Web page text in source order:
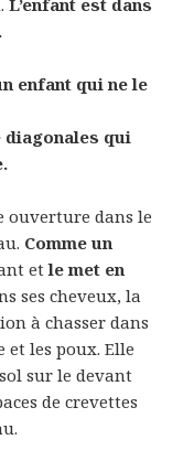
L’enfant est dans
enfant qui ne le
diagonales qui
ouverture dans le
Comme un
etle met en
ses cheveux, la
à chasser dans
et les poux. Elle
sur le devant
de crevettes